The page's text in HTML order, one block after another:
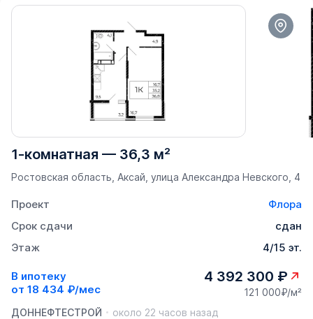
1-комнатная — 36,3 м²
Ростовская область, Аксай, улица Александра Невского, 4
Проект
Флора
Срок сдачи
сдан
Этаж
4/15 эт.
В ипотеку
от 18 434 ₽/мес
4 392 300 ₽
121 000₽/м²
ДОННЕФТЕСТРОЙ
около 22 часов назад